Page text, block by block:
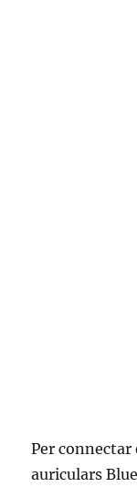
Per connectar
auriculars